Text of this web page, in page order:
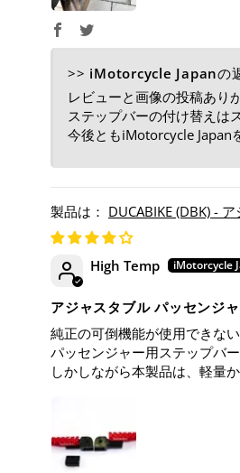
>> iMotorcycle Japanの
レビューと画像の投稿あり
ステップバーの付け替えは
今後ともiMotorcycle Japan
DUCABIKE (DBK) -
High Temp
アジャスタブル パッセンジ
純正の可倒機能が使用できな
パッセンジャー用ステップバ
しかしながら本製品は、軽量